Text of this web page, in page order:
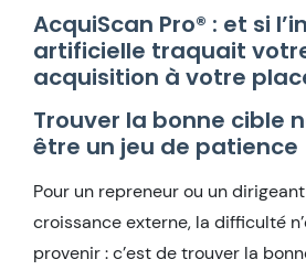
AcquiScan Pro® : et si
artificielle traquait
acquisition à votre
Trouver la bonne cible
être un jeu de patience
Pour un repreneur ou un
croissance externe, la difficulté
provenir : c’est de trouver la